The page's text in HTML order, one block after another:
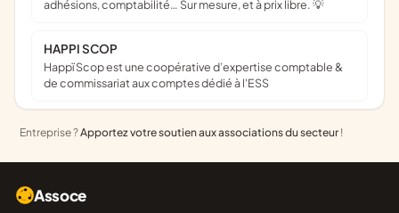
adhésions, comptabilité… Sur mesure, et à prix libre. 💡
HAPPI SCOP
Happï Scop est une coopérative d’expertise comptable &
de commissariat aux comptes dédié à l'ESS
Entreprise ?Apportez votre soutien aux associations du secteur !
Assoce